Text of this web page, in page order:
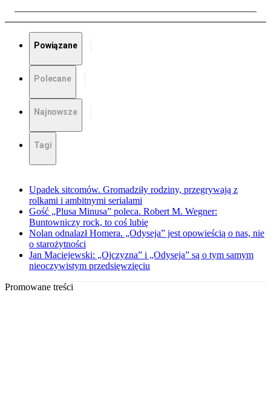
Powiązane
Polecane
Najnowsze
Tagi
Upadek sitcomów. Gromadziły rodziny, przegrywają z
rolkami i ambitnymi serialami
Gość „Plusa Minusa” poleca. Robert M. Wegner:
Buntowniczy rock, to coś lubię
Nolan odnalazł Homera. „Odyseja” jest opowieścią o nas, nie
o starożytności
Jan Maciejewski: „Ojczyzna” i „Odyseja” są o tym samym
nieoczywistym przedsięwzięciu
Promowane treści